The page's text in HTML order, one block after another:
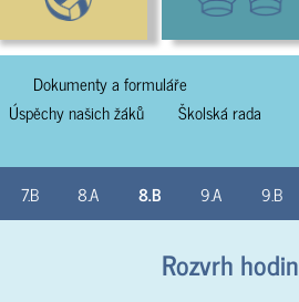
Dokumenty a formuláře
Úspěchy našich žáků
Školská rada
7.B 8.A 8.B 9.A 9.B
Rozvrh hodin